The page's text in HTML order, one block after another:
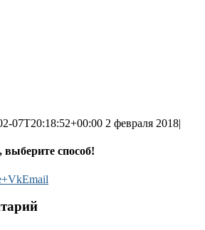
07T20:18:52+00:00 2 февраля 2018|
способ!
VkEmail